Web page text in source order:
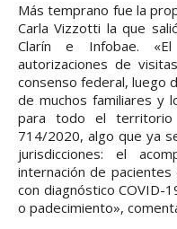
Más temprano fue la
Carla Vizzotti la que
Clarín e Infobae.
autorizaciones de
consenso federal, luego
de muchos familiares y
para todo el territorio
714/2020, algo que ya
jurisdicciones: el
internación de
con diagnóstico COVID-
o padecimiento»,